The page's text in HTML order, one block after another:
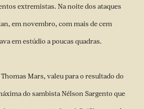
extremistas. Na noite dos ataques
em novembro, com mais de cem
em estúdio a poucas quadras.
Mars, valeu para o resultado do
do sambista Nélson Sargento que